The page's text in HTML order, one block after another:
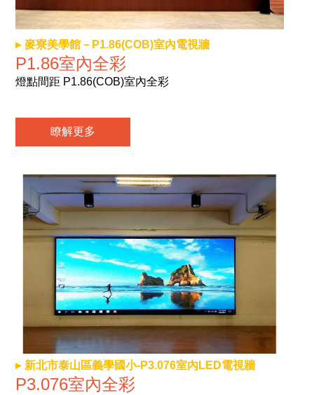
麥寮美學館－P1.86(COB)室內電視牆
P1.86室內全彩
燈點間距 P1.86(COB)室內全彩
瞭解更多
新北市泰山區義學國小-P3.076室內LED電視牆
P3.076室內全彩